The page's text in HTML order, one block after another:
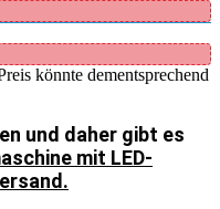
könnte dementsprechend
und daher gibt es
mit LED-